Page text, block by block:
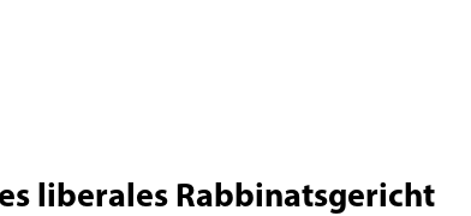
liberales Rabbinatsgericht